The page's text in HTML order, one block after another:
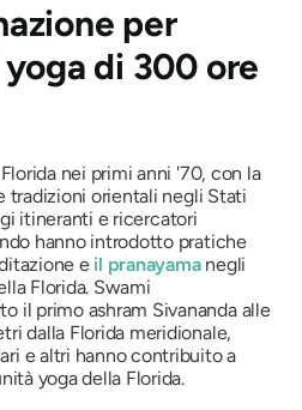
per
di 300 ore
nei primi anni '70, con la
tradizioni orientali negli Stati
itineranti e ricercatori
hanno introdotto pratiche
e il pranayamanegli
Florida. Swami
il primo ashram Sivananda alle
dalla Florida meridionale,
e altri hanno contribuito a
yoga della Florida.